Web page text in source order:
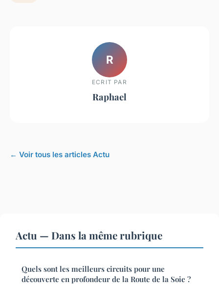
R
ECRIT PAR
Raphael
← Voir tous les articles Actu
Actu — Dans la même rubrique
Quels sont les meilleurs circuits pour une
découverte en profondeur de la Route de la Soie ?